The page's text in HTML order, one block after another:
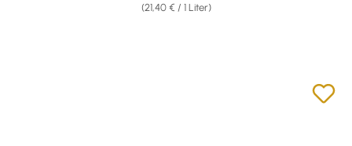
(21,40 € / 1 Liter)